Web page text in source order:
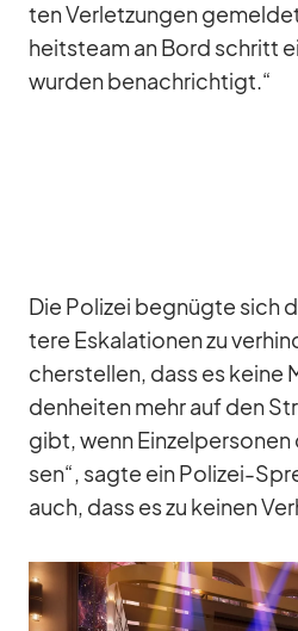
ten Ver­let­zun­gen
heits­team an Bord schritt
wur­den be­nach­rich­tigt.“
Die Po­li­zei be­gnügte sich
tere Es­ka­la­tio­nen zu
cher­stel­len, dass es
den­hei­ten mehr auf den
gibt, wenn
sen“, sagte ein Po­li­zei-
auch, dass es zu kei­nen